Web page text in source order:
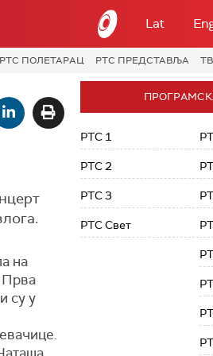
Lat
РТС ПОЛЕТАРАЦ РТС ПРЕДСТАВЉА
на
Прва
су у
РТС 1
РТС 2
РТС 3
РТС Свет